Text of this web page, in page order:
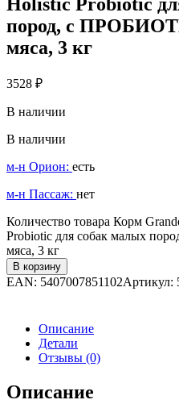
пород, с
мяса, 3 кг
3528 ₽
В наличии
В наличии
м-н Орион: есть
м-н Пассаж: нет
Количество товара Корм
Probiotic для собак малых
мяса, 3 кг
В корзину
EAN: 5407007851102Артикул:
Описание
Детали
Отзывы (0)
Описание